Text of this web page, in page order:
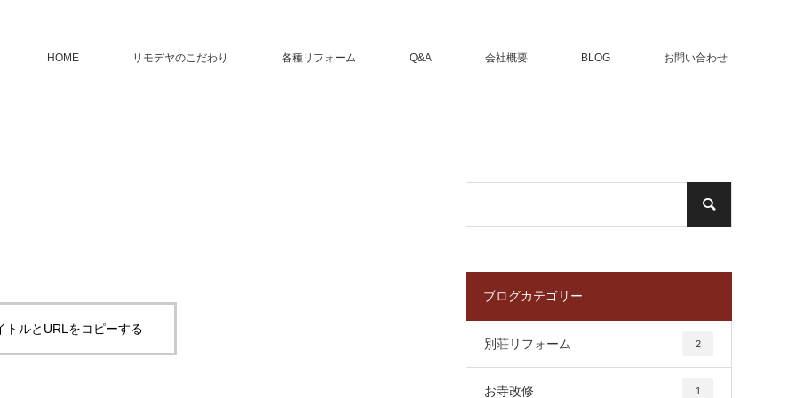
HOME リモデヤのこだわり 各種リフォーム Q&A 会社概要 BLOG お問い合わせ
トルとURLをコピーする
ブログカテゴリー
別荘リフォーム 2
お寺改修 1